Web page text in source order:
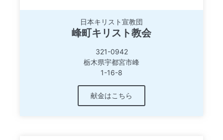
日本キリスト宣教団
峰町キリスト教会
321-0942
栃木県宇都宮市峰
1-16-8
献金はこちら